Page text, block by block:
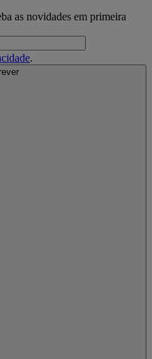
as novidades em primeira
.